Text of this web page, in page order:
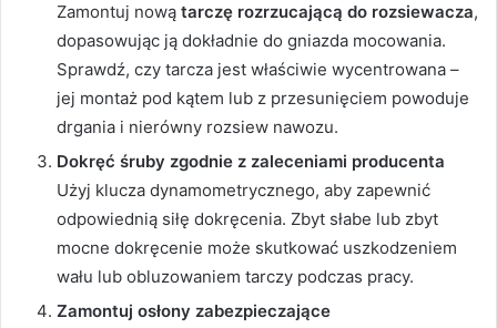
Zamontuj nową tarczę rozrzucającą do rozsiewacza,
dopasowując ją dokładnie do gniazda mocowania.
Sprawdź, czy tarcza jest właściwie wycentrowana –
jej montaż pod kątem lub z przesunięciem powoduje
drgania i nierówny rozsiew nawozu.
Dokręć śruby zgodnie z zaleceniami producenta
Użyj klucza dynamometrycznego, aby zapewnić
odpowiednią siłę dokręcenia. Zbyt słabe lub zbyt
mocne dokręcenie może skutkować uszkodzeniem
wału lub obluzowaniem tarczy podczas pracy.
Zamontuj osłony zabezpieczające